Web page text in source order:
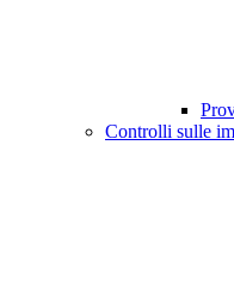
Controlli sulle